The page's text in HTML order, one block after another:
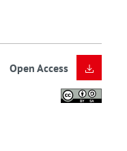
Open Access